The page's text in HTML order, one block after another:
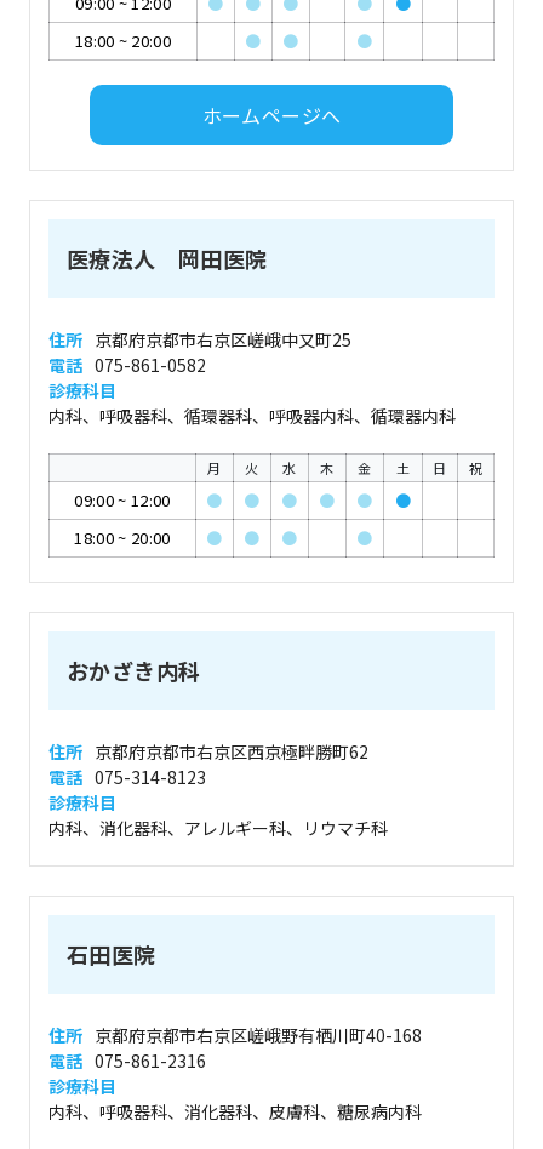
18:00 ~ 20:00 ● ● ●
ホームページへ
医療法人 岡田医院
住所 京都府京都市右京区嵯峨中又町25
電話 075-861-0582
診療科目
内科、呼吸器科、循環器科、呼吸器内科、循環器内科
月 火 水 木 金 土 日 祝
09:00~ 12:00 ● ● ● ● ●
●
18:00~ 20:00 ● ● ● ●
おかざき内科
住所 京都府京都市右京区西京極畔勝町62
電話 075-314-8123
診療科目
内科、消化器科、アレルギー科、リウマチ科
石田医院
住所 京都府京都市右京区嵯峨野有栖川町40-168
電話 075-861-2316
診療科目
内科、呼吸器科、消化器科、皮膚科、糖尿病内科